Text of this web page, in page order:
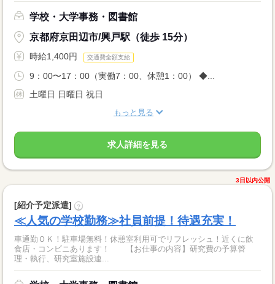
学校・大学事務・図書館
京都府京田辺市/興戸駅（徒歩 15分）
時給1,400円 交通費全額支給
9：00〜17：00（実働7：00、休憩1：00） ◆...
土曜日 日曜日 祝日
もっと見る
求人詳細を見る
3日以内公開
[紹介予定派遣] ?
≪人気の学校勤務≫社員前提！待遇充実！
車通勤ＯＫ！駐車場無料！休憩室利用可でリフレッシュ！近くに飲
食店・コンビニあります！ 【お仕事の内容】研究費の予算管
理・執行、研究室施設連...